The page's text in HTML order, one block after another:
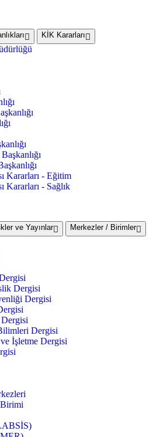
KİK Kararları
Kararları - Eğitim
Kararları - Sağlık
ve Yayınlar
Merkezler / Birimler
Dergisi
Dergisi
Dergisi
İşletme Dergisi